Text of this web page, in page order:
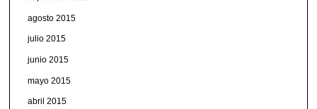
agosto 2015
julio 2015
junio 2015
mayo 2015
abril 2015